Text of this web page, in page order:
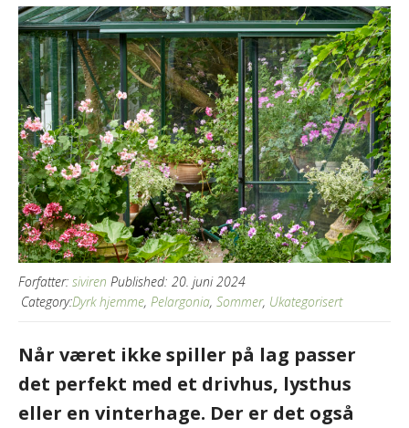
Forfatter: siviren Published: 20. juni 2024
Category:Dyrk hjemme, Pelargonia, Sommer, Ukategorisert
Når været ikke spiller på lag passer
det perfekt med et drivhus, lysthus
eller en vinterhage. Der er det også